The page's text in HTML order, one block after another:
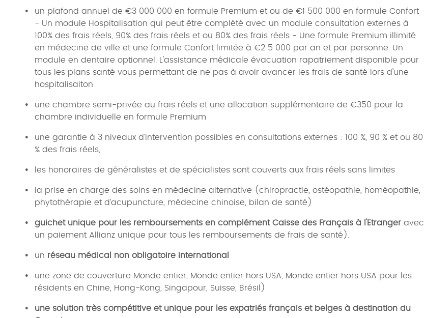
un plafond annuel de €3 000 000 en formule Premium et ou de €1 500 000 en formule Confort
- Un module Hospitalisation qui peut être complété avec un module consultation externes à
100% des frais réels, 90% des frais réels et ou 80% des frais réels - Une formule Premium illimité
en médecine de ville et une formule Confort limitée à €2 5 000 par an et par personne. Un
module en dentaire optionnel. L'assistance médicale évacuation rapatriement disponible pour
tous les plans santé vous permettant de ne pas à avoir avancer les frais de santé lors d'une
hospitalisaiton
une chambre semi-privée au frais réels et une allocation supplémentaire de €350 pour la
chambre individuelle en formule Premium
une garantie à 3 niveaux d’intervention possibles en consultations externes : 100 %, 90 % et ou 80
% des frais réels,
les honoraires de généralistes et de spécialistes sont couverts aux frais réels sans limites
la prise en charge des soins en médecine alternative (chiropractie, ostéopathie, homéopathie,
phytothérapie et d’acupuncture, médecine chinoise, bilan de santé)
guichet unique pour les remboursements en complément Caisse des Français à l'Etranger avec
un paiement Allianz unique pour tous les remboursements de frais de santé).
un réseau médical non obligatoire international
une zone de couverture Monde entier, Monde entier hors USA, Monde entier hors USA pour les
résidents en Chine, Hong-Kong, Singapour, Suisse, Brésil)
une solution très compétitive et unique pour les expatriés français et belges à destination du